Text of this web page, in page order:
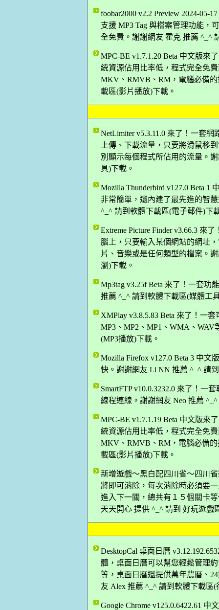
foobar2000 v2.2 Preview 2024-
支援 MP3 Tag 與檔案管理功能，
全免費。謝謝網友 霍克 推薦 ^_^
MPC-BE v1.7.1.20 Beta 中文版來
統資源佔用比率低，程式完全免
MKV、RMVB、RM，電腦必備
載區(影片播放)下載。
NetLimiter v5.3.11.0 來了！一套
上傳、下載流量，只要將滑鼠移
別顯示每個程式所佔用的流量。
具)下載。
Mozilla Thunderbird v127.0 Beta
非常簡單，還內建了最先進的智
^_^ 請到軟體下載區(電子郵件)下
Extreme Picture Finder v3.66.3 來
腦上，只要輸入某個網站的網址
片、音樂或是任何類型的檔案。
瀏)下載。
Mp3tag v3.25f Beta 來了！一套功
推薦 ^_^ 請到軟體下載區(媒體工
XMPlay v3.8.5.83 Beta 來了！一
MP3、MP2、MP1、WMA、
(MP3播放)下載。
Mozilla Firefox v127.0 Beta 3 中
快。謝謝網友 Li NN 推薦 ^_^ 請
SmartFTP v10.0.3232.0 來了！一
線程連線。謝謝網友 Neo 推薦
MPC-BE v1.7.1.19 Beta 中文版來
統資源佔用比率低，程式完全免
MKV、RMVB、RM，電腦必備
載區(影片播放)下載。
新增遊戲～黑白配四川省～四川
將即可消除，每次消除時必須要
進入下一關，總共有１５個關卡
天天開心 提供 ^_^ 請到 好玩遊戲
DesktopCal 桌面日曆
體，桌面日曆可以幫您輕鬆管理
等，桌面日曆還提供萬年農曆、
友 Alex 推薦 ^_^ 請到軟體下載區(
Google Chrome v125.0.6422.61